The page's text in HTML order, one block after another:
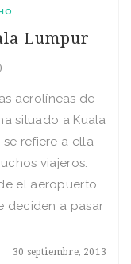
Lumpur
30 septiembre, 2013
aerolíneas de
situado a Kuala
refiere a ella
viajeros.
el aeropuerto,
deciden a pasar